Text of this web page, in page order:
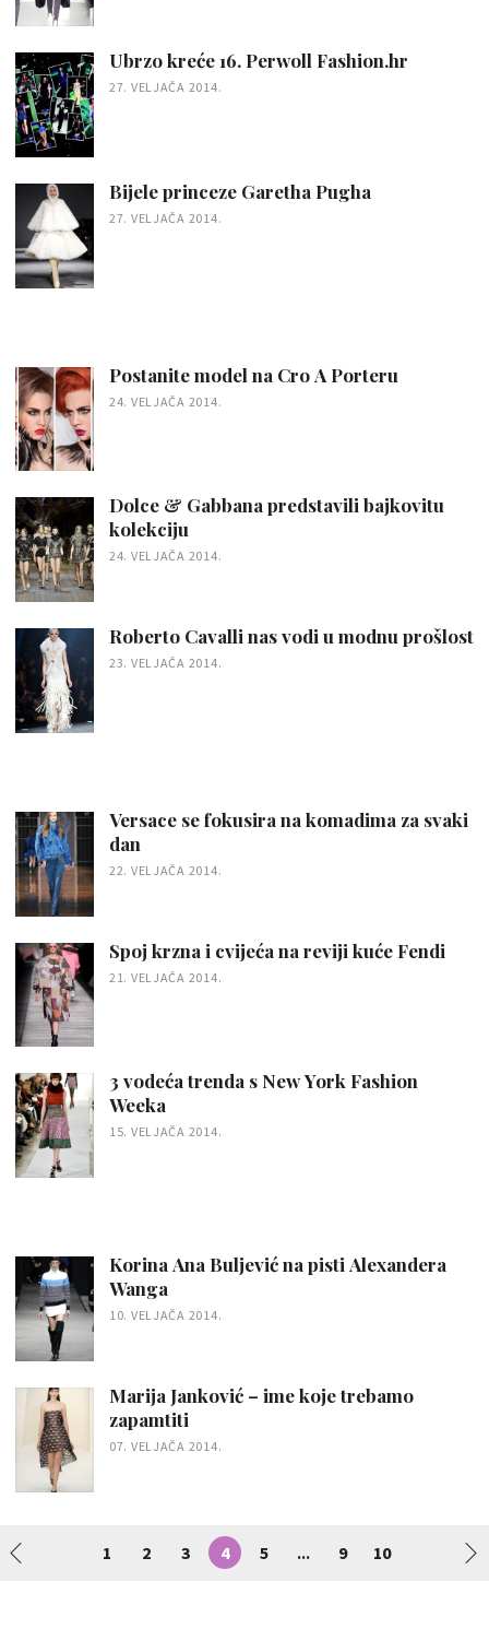
Ubrzo kreće 16. Perwoll Fashion.hr
27. VELJAČA 2014.
Bijele princeze Garetha Pugha
27. VELJAČA 2014.
Postanite model na Cro A Porteru
24. VELJAČA 2014.
Dolce & Gabbana predstavili bajkovitu
kolekciju
24. VELJAČA 2014.
Roberto Cavalli nas vodi u modnu prošlost
23. VELJAČA 2014.
Versace se fokusira na komadima za svaki
dan
22. VELJAČA 2014.
Spoj krzna i cvijeća na reviji kuće Fendi
21. VELJAČA 2014.
3 vodeća trenda s New York Fashion
Weeka
15. VELJAČA 2014.
Korina Ana Buljević na pisti Alexandera
Wanga
10. VELJAČA 2014.
Marija Janković – ime koje trebamo
zapamtiti
07. VELJAČA 2014.
1 2 3 4 5 ... 9 10